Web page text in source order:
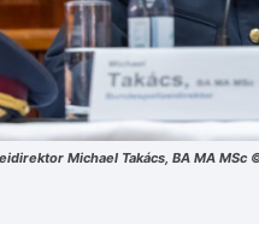
Michael Takács, BA MA MSc